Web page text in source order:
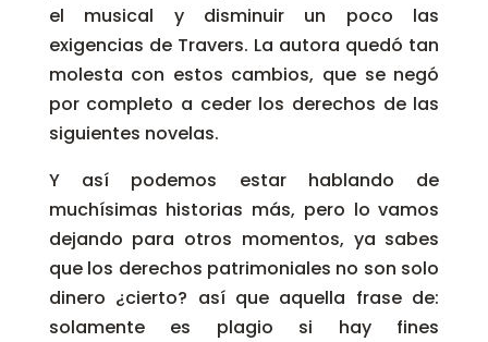
el musical y disminuir un poco las
exigencias de Travers. La autora quedó tan
molesta con estos cambios, que se negó
por completo a ceder los derechos de las
siguientes novelas.
Y así podemos estar hablando de
muchísimas historias más, pero lo vamos
dejando para otros momentos, ya sabes
que los derechos patrimoniales no son solo
dinero ¿cierto? así que aquella frase de:
solamente es plagio si hay fines